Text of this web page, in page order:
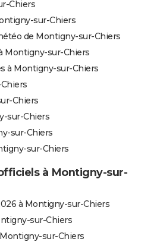
Chiers
sur-Chiers
de Montigny-sur-Chiers
Montigny-sur-Chiers
à Montigny-sur-Chiers
Chiers
sur-Chiers
sur-Chiers
sur-Chiers
à Montigny-sur-
à Montigny-sur-Chiers
sur-Chiers
sur-Chiers